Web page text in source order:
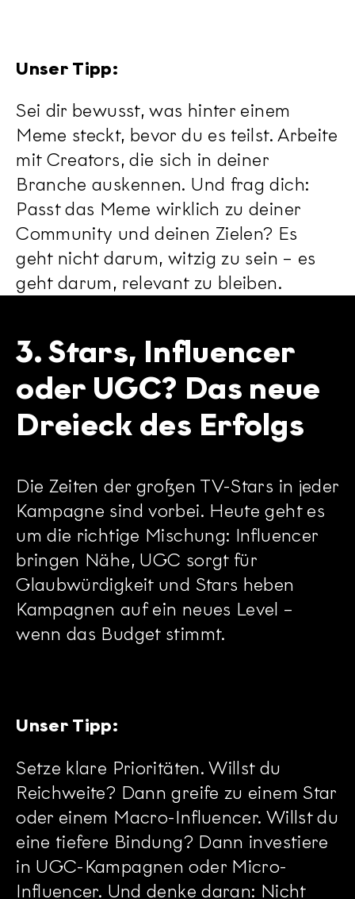
Unser Tipp:
Sei dir bewusst, was hinter einem
Meme steckt, bevor du es teilst. Arbeite
mit Creators, die sich in deiner
Branche auskennen. Und frag dich:
Passt das Meme wirklich zu deiner
Community und deinen Zielen? Es
geht nicht darum, witzig zu sein – es
geht darum, relevant zu bleiben.
3. Stars, Influencer
oder UGC? Das neue
Dreieck des Erfolgs
Die Zeiten der großen TV-Stars in jeder
Kampagne sind vorbei. Heute geht es
um die richtige Mischung: Influencer
bringen Nähe, UGC sorgt für
Glaubwürdigkeit und Stars heben
Kampagnen auf ein neues Level –
wenn das Budget stimmt.
Unser Tipp:
Setze klare Prioritäten. Willst du
Reichweite? Dann greife zu einem Star
oder einem Macro-Influencer. Willst du
eine tiefere Bindung? Dann investiere
in UGC-Kampagnen oder Micro-
Influencer. Und denke daran: Nicht